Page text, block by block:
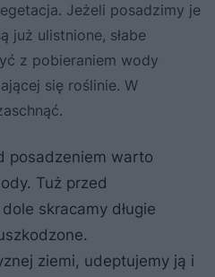
Jeżeli posadzimy je
już ulistnione, słabe
z pobieraniem wody
się roślinie. W
posadzeniem warto
Tuż przed
skracamy długie
ziemi, udeptujemy ją i